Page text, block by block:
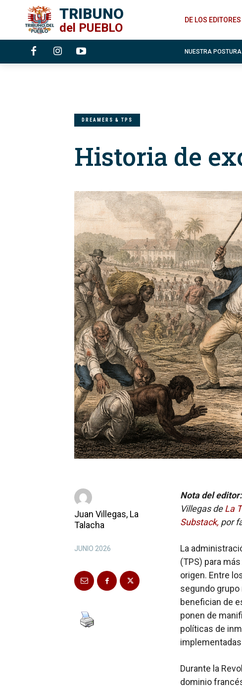
TRIBUNO
del PUEBLO
DE LOS EDITORES
NUESTRA POSTURA
DREAMERS & TPS
Historia de
Juan Villegas, La
Talacha
JUNIO 2026
Nota del editor:
Villegas deLa
Substack, por
La
(TPS) para
origen. Entre
segundo
benefician de
ponen de
políticas de
Durante la
dominio